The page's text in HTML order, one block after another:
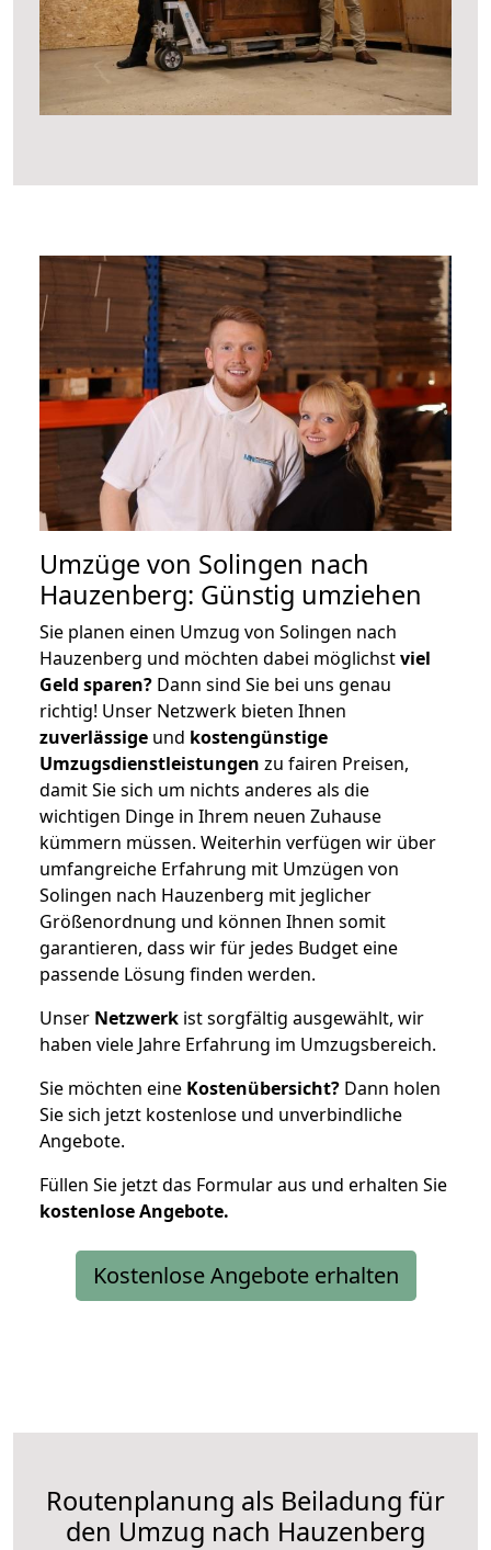
Umzüge von Solingen nach
Hauzenberg: Günstig umziehen
Sie planen einen Umzug von Solingen nach
Hauzenberg und möchten dabei möglichstviel
Geld sparen? Dann sind Sie bei uns genau
richtig! Unser Netzwerk bieten Ihnen
zuverlässige und kostengünstige
Umzugsdienstleistungen zu fairen Preisen,
damit Sie sich um nichts anderes als die
wichtigen Dinge in Ihrem neuen Zuhause
kümmern müssen. Weiterhin verfügen wir über
umfangreiche Erfahrung mit Umzügen von
Solingen nach Hauzenberg mit jeglicher
Größenordnung und können Ihnen somit
garantieren, dass wir für jedes Budget eine
passende Lösung finden werden.
Unser Netzwerk ist sorgfältig ausgewählt, wir
haben viele Jahre Erfahrung im Umzugsbereich.
Sie möchten eine Kostenübersicht? Dann holen
Sie sich jetzt kostenlose und unverbindliche
Angebote.
Füllen Sie jetzt das Formular aus und erhalten Sie
kostenloseAngebote.
Kostenlose Angebote erhalten
Routenplanung als Beiladung für
den Umzug nach Hauzenberg